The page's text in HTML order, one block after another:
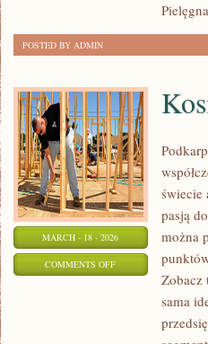
POSTED BY ADMIN
MARCH - 18 - 2026
COMMENTS OFFON
KOSMONAUTYKA
świecie
pasją
można
Zobacz
sama